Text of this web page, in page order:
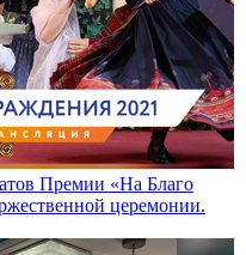
Премии «На Благо
церемонии.